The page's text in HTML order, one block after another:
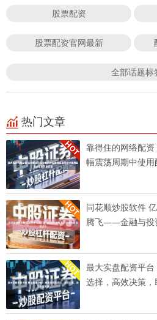
股票配资
股票配资官网最新
全部话题标
热门文章
靠得住的网络配
幅震荡周期中使用
同花顺炒股软件
腾飞——金融与投
最大实盘配资平
选择，高效决策，